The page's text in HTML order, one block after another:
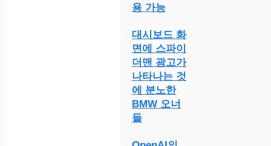
용 가능
대시보드 화
면에 스파이
더맨 광고가
나타나는 것
에 분노한
BMW 오너
들